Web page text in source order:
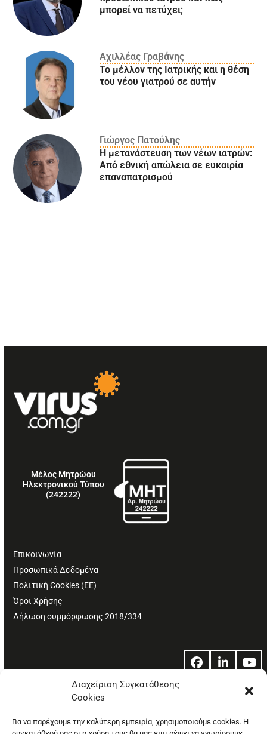
Διαχείριση Συγκατάθεσης
Cookies
Για να παρέχουμε την καλύτερη εμπειρία, χρησιμοποιούμε cookies. Η
μπορεί να πετύχει;
Αχιλλέας Γραβάνης
Το μέλλον της Ιατρικής και η θέση
του νέου γιατρού σε αυτήν
Γιώργος Πατούλης
Η μετανάστευση των νέων ιατρών:
Aπό εθνική απώλεια σε ευκαιρία
επαναπατρισμού
Μέλος Μητρώου
Ηλεκτρονικού Τύπου
(242222)
Επικοινωνία
Προσωπικά Δεδομένα
Πολιτική Cookies (ΕΕ)
Όροι Χρήσης
Δήλωση συμμόρφωσης 2018/334
Facebook
LinkedIn
© Copyright: Ethos Media S.A.